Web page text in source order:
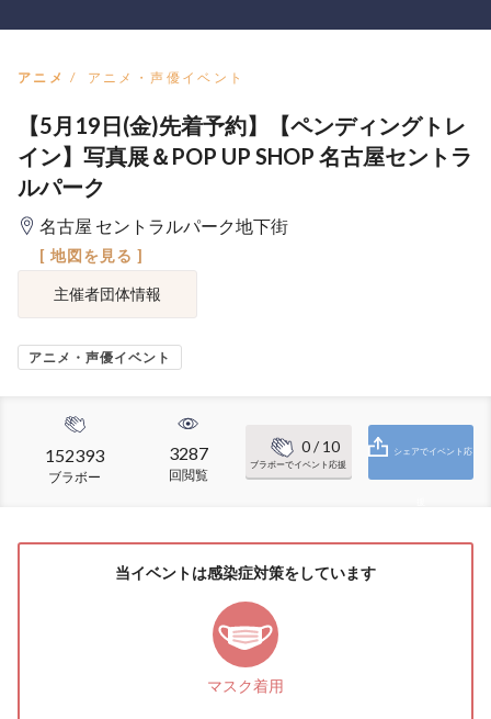
アニメ アニメ・声優イベント
【5月19日(金)先着予約】【ペンディングトレ
イン】写真展＆POP UP SHOP 名古屋セントラ
ルパーク
名古屋 セントラルパーク地下街
[ 地図を見る ]
主催者団体情報
アニメ・声優イベント
152393
ブラボー
3287
回閲覧
0/ 10
ブラボーでイベント応援
シェアでイベント応
当イベントは感染症対策をしています
マスク着用